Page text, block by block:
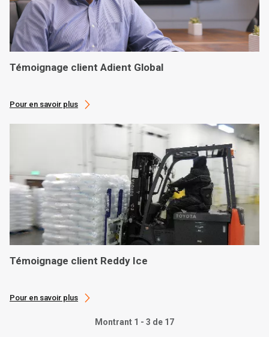
Témoignage client Adient Global
Pour en savoir plus
Témoignage client Reddy Ice
Pour en savoir plus
Montrant 1 - 3 de 17